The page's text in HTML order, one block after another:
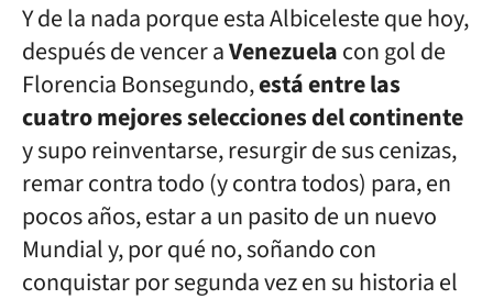
Y de la nada porque esta Albiceleste que hoy,
después de vencer aVenezuelacon gol de
Florencia Bonsegundo,está entre las
cuatro mejores selecciones del continente
y supo reinventarse, resurgir de sus cenizas,
remar contra todo (y contra todos) para, en
pocos años, estar a un pasito de un nuevo
Mundial y, por qué no, soñando con
conquistar por segunda vez en su historia el